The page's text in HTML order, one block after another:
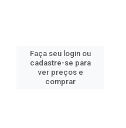
Faça seu login ou
cadastre-se para
ver preços e
comprar